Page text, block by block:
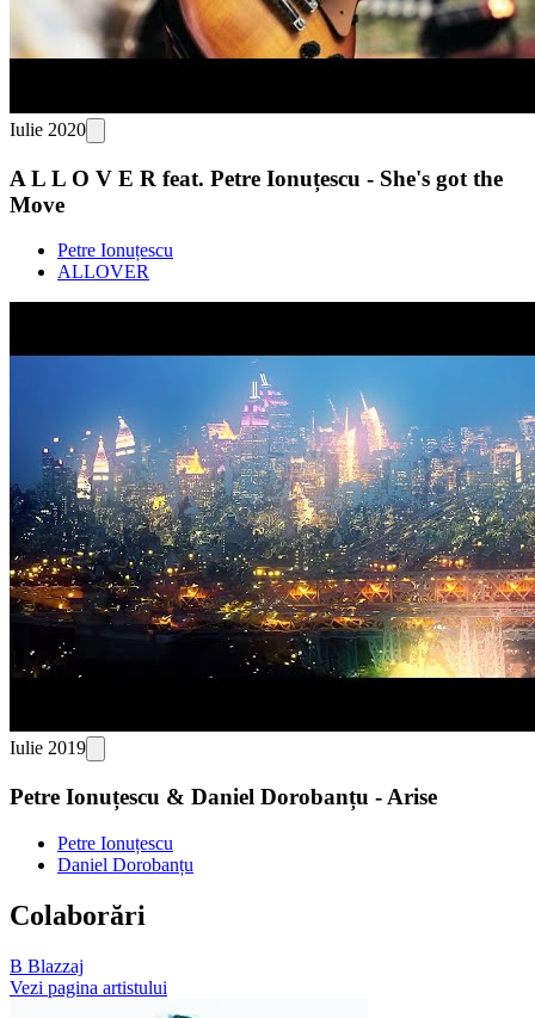
Iulie 2020
A L L O V E R feat. Petre Ionuțescu - She's got the
Move
Petre Ionuțescu
ALLOVER
Iulie 2019
Petre Ionuțescu & Daniel Dorobanțu - Arise
Petre Ionuțescu
Daniel Dorobanțu
Colaborări
B Blazzaj
Vezi pagina artistului